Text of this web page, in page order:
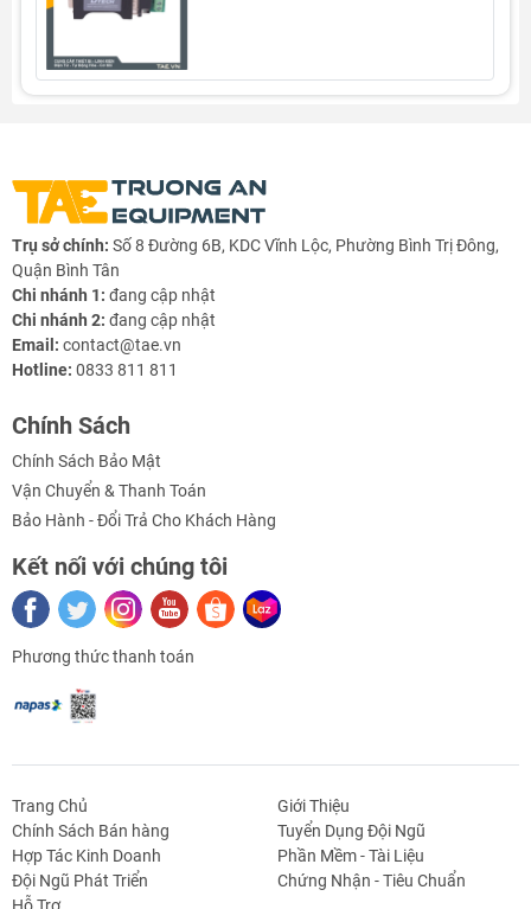
Định
Tải
Linh Kiện Siết -
Nối
Dụng Cụ Cầm
Tay
Máy Công Cụ
Thông Số Kỹ Thuật
- Điện áp hoạt động: 3.3V - 5VDC
- Tốc độ truyền dữ liệu tối đa: 115200 bps
- Điện trở đầu vào: 3.3kΩ - 7kΩ
- Điện trở đầu ra: 220Ω
- Giao tiếp: RS232, TTL
- Kích thước: 30mm x 29mm
Video Hướng Dẫn
Trụ sở chính: Số 8 Đường 6B, KDC Vĩnh Lộc, Phường Bình Trị Đông,
Quận Bình Tân
Chi nhánh 1: đang cập nhật
Chi nhánh 2: đang cập nhật
Email: contact@tae.vn
Hotline: 0833 811 811
Chính Sách
Chính Sách Bảo Mật
Vận Chuyển & Thanh Toán
Bảo Hành - Đổi Trả Cho Khách Hàng
Kết nối với chúng tôi
Phương thức thanh toán
Trang Chủ
Giới Thiệu
Chính Sách Bán hàng
Tuyển Dụng Đội Ngũ
Hợp Tác Kinh Doanh
Phần Mềm - Tài Liệu
Đội Ngũ Phát Triển
Chứng Nhận - Tiêu Chuẩn
Hỗ Trợ